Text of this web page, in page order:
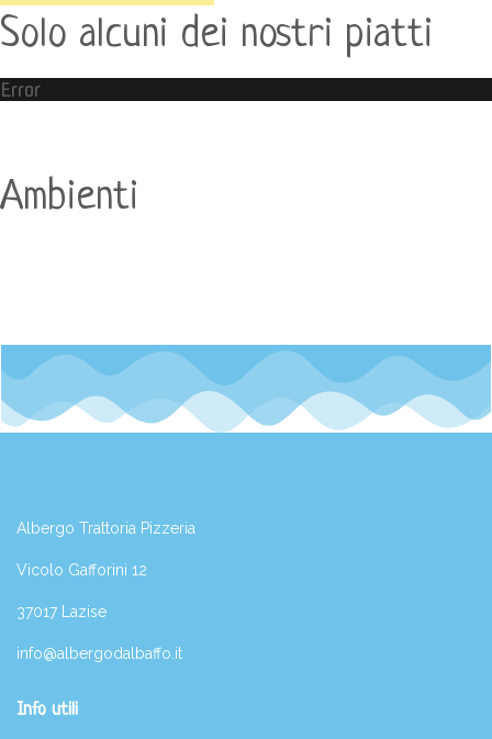
Solo alcuni dei nostri piatti
Error
Ambienti
Albergo Trattoria Pizzeria
Vicolo Gafforini 12
37017 Lazise
info@albergodalbaffo.it
Info utili